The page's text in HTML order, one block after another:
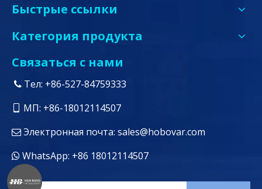
Быстрые ссылки
Категория продукта
Связаться с нами
 Тел: +86-527-84759333
МП: +86-18012114507
 Электронная почта: sales@hobovar.com
 WhatsApp: +86 18012114507